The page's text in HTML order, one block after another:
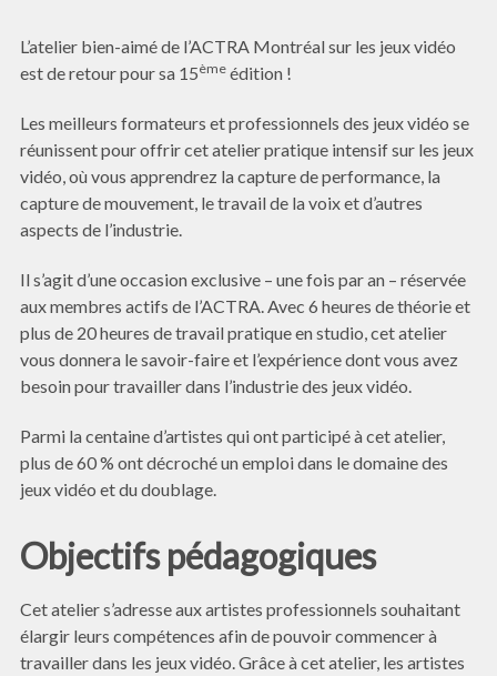
L’atelier bien-aimé de l’ACTRA Montréal sur les jeux vidéo
est de retour pour sa 15ème édition !
Les meilleurs formateurs et professionnels des jeux vidéo se
réunissent pour offrir cet atelier pratique intensif sur les jeux
vidéo, où vous apprendrez la capture de performance, la
capture de mouvement, le travail de la voix et d’autres
aspects de l’industrie.
Il s’agit d’une occasion exclusive – une fois par an – réservée
aux membres actifs de l’ACTRA. Avec 6 heures de théorie et
plus de 20 heures de travail pratique en studio, cet atelier
vous donnera le savoir-faire et l’expérience dont vous avez
besoin pour travailler dans l’industrie des jeux vidéo.
Parmi la centaine d’artistes qui ont participé à cet atelier,
plus de 60 % ont décroché un emploi dans le domaine des
jeux vidéo et du doublage.
Objectifs pédagogiques
Cet atelier s’adresse aux artistes professionnels souhaitant
élargir leurs compétences afin de pouvoir commencer à
travailler dans les jeux vidéo. Grâce à cet atelier, les artistes